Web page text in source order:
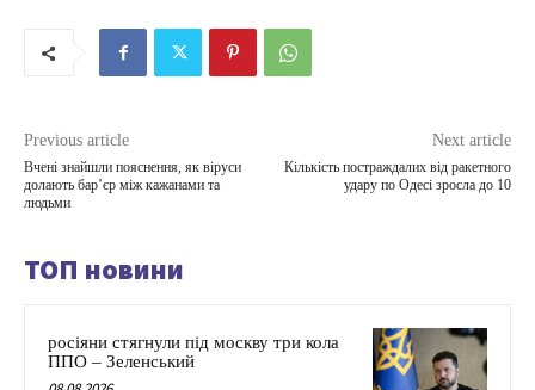
Previous article
Вчені знайшли пояснення, як віруси
долають бар’єр між кажанами та
людьми
Next article
Кількість постраждалих від ракетного
удару по Одесі зросла до 10
ТОП новини
росіяни стягнули під москву три кола
ППО – Зеленський